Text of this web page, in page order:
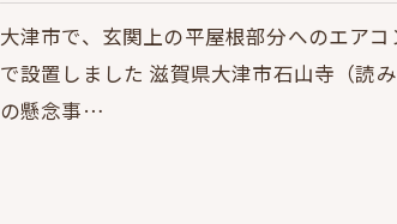
大津市で、玄関上の平屋根部分へのエア
で設置しました 滋賀県大津市石山寺（読
の懸念事…